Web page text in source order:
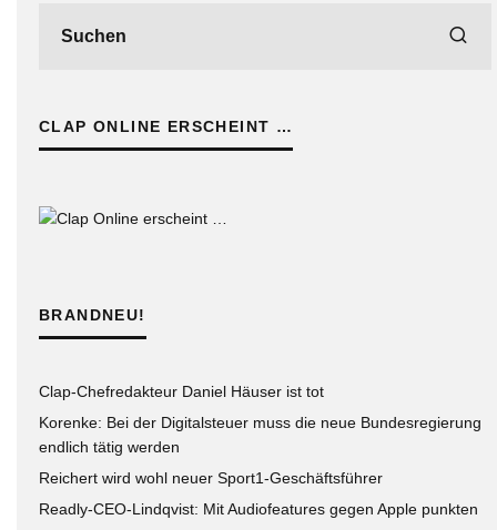
CLAP ONLINE ERSCHEINT …
BRANDNEU!
Clap-Chefredakteur Daniel Häuser ist tot
Korenke: Bei der Digitalsteuer muss die neue Bundesregierung
endlich tätig werden
Reichert wird wohl neuer Sport1-Geschäftsführer
Readly-CEO-Lindqvist: Mit Audiofeatures gegen Apple punkten